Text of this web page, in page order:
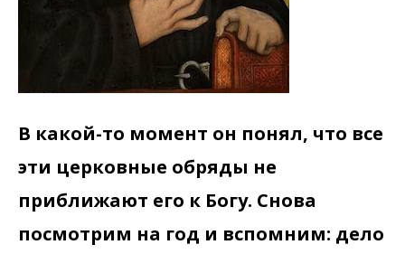
В какой-то момент он понял, что все
эти церковные обряды не
приближают его к Богу. Снова
посмотрим на год и вспомним: дело